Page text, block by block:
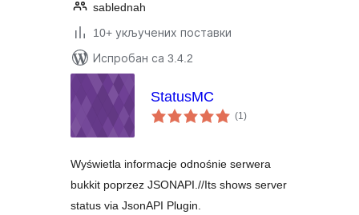
sablednah
10+ укључених поставки
Испробан са 3.4.2
StatusMC
(1укупних
оцена
)
Wyświetla informacje odnośnie serwera
bukkit poprzez JSONAPI.//Its shows server
status via JsonAPI Plugin.